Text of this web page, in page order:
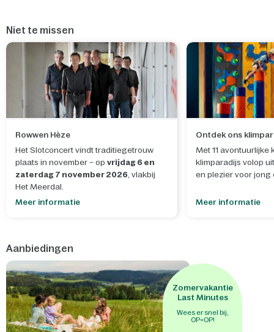
Niet te missen
Rowwen Hèze
Het Slotconcert vindt traditiegetrouw
plaats in november – op vrijdag 6 en
zaterdag 7 november 2026 , vlakbij
Het Meerdal.
Meer informatie
Ontdek ons
Met 11 avontuurlijke
klimparadijs volop
en plezier voor jong
Meer informatie
Aanbiedingen
Zomervakantie
Last Minutes
Wees er snel bij,
OP=OP!